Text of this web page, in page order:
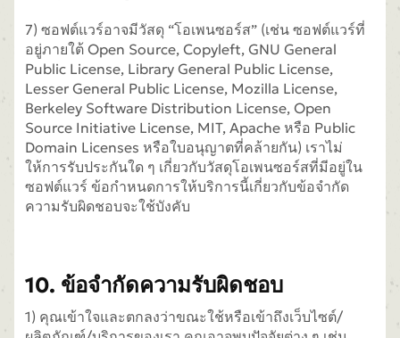
7) ซอฟต์แวร์อาจมีวัสดุ “โอเพนซอร์ส” (เช่น ซอฟต์แวร์ที่
อยู่ภายใต้ Open Source, Copyleft, GNU General
Public License, Library General Public License,
Lesser General Public License, Mozilla License,
Berkeley Software Distribution License, Open
Source Initiative License, MIT, Apache หรือ Public
Domain Licenses หรือใบอนุญาตที่คล้ายกัน) เราไม่
ให้การรับประกันใด ๆ เกี่ยวกับวัสดุโอเพนซอร์สที่มีอยู่ใน
ซอฟต์แวร์ ข้อกำหนดการให้บริการนี้เกี่ยวกับข้อจำกัด
ความรับผิดชอบจะใช้บังคับ
10. ข้อจำกัดความรับผิดชอบ
1) คุณเข้าใจและตกลงว่าขณะใช้หรือเข้าถึงเว็บไซต์/